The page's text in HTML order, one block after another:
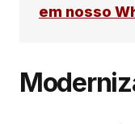
em nosso